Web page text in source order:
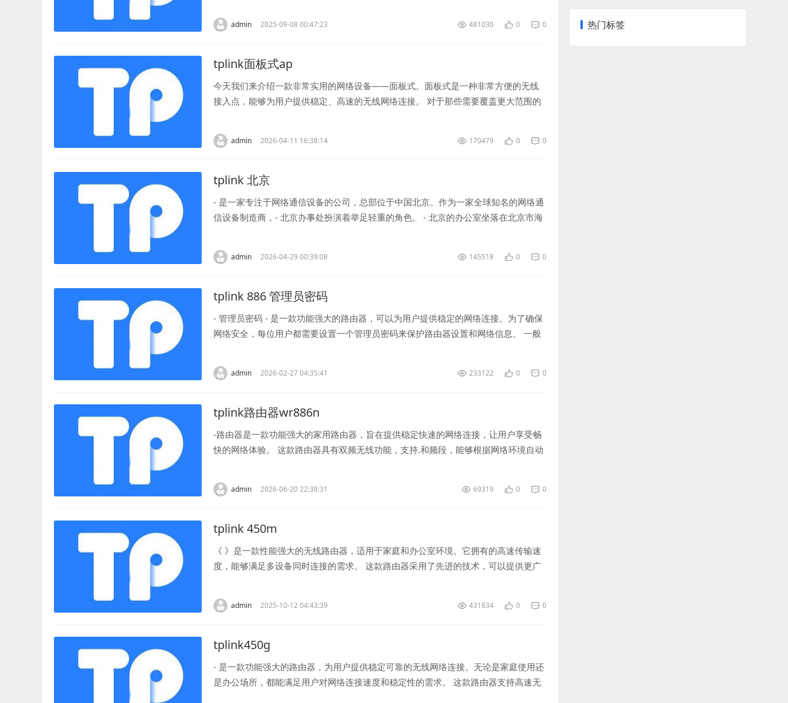
admin 2025-09-08 00:47:23 481030 0 0
tplink面板式ap
今天我们来介绍一款非常实用的网络设备——面板式。面板式是一种非常方便的无线
接入点，能够为用户提供稳定、高速的无线网络连接。 对于那些需要覆盖更大范围的
admin 2026-04-11 16:38:14 170479 0 0
tplink 北京
- 是一家专注于网络通信设备的公司，总部位于中国北京。作为一家全球知名的网络通
信设备制造商，- 北京办事处扮演着举足轻重的角色。 - 北京的办公室坐落在北京市海
admin 2026-04-29 00:39:08 145518 0 0
tplink 886 管理员密码
- 管理员密码 - 是一款功能强大的路由器，可以为用户提供稳定的网络连接。为了确保
网络安全，每位用户都需要设置一个管理员密码来保护路由器设置和网络信息。 一般
admin 2026-02-27 04:35:41 233122 0 0
tplink路由器wr886n
-路由器是一款功能强大的家用路由器，旨在提供稳定快速的网络连接，让用户享受畅
快的网络体验。 这款路由器具有双频无线功能，支持.和频段，能够根据网络环境自动
admin 2026-06-20 22:38:31 69319 0 0
tplink 450m
《 》是一款性能强大的无线路由器，适用于家庭和办公室环境。它拥有的高速传输速
度，能够满足多设备同时连接的需求。 这款路由器采用了先进的技术，可以提供更广
admin 2025-10-12 04:43:39 431834 0 0
tplink450g
- 是一款功能强大的路由器，为用户提供稳定可靠的无线网络连接。无论是家庭使用还
是办公场所，都能满足用户对网络连接速度和稳定性的需求。 这款路由器支持高速无
热门标签